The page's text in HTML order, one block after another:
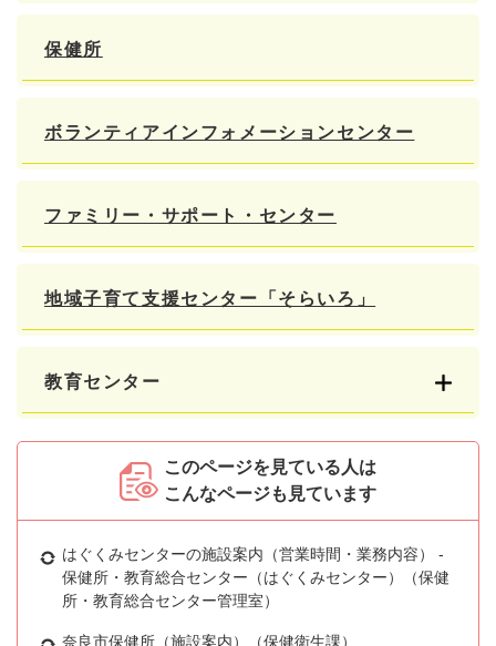
保健所
ボランティアインフォメーションセンター
ファミリー・サポート・センター
地域子育て支援センター「そらいろ」
教育センター
このページを見ている人は
こんなページも見ています
はぐくみセンターの施設案内（営業時間・業務内容） -
保健所・教育総合センター（はぐくみセンター）（保健
所・教育総合センター管理室）
奈良市保健所（施設案内）（保健衛生課）